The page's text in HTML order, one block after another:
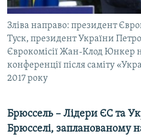
ІНФОГРАФІКА
ДОЛУЧАЙСЯ!
Усі сайти RFE/RL
Зліва направо: президент
Туск, президент України
Єврокомісії Жан-Клод Юнкер
конференції після саміту
2017 року
Брюссель – Лідери ЄС та
Брюсселі, запланованому